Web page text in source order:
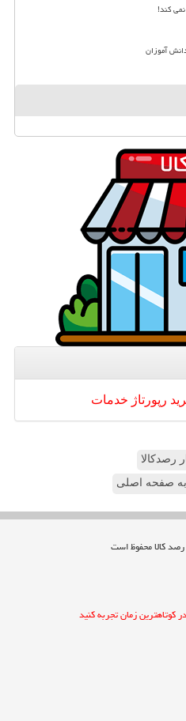
کند!
آموزان
رپورتاژ خدمات
رصدکالا
صفحه اصلی
کوتاهترین زمان تجربه کنید